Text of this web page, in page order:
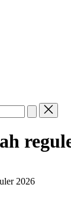
2026